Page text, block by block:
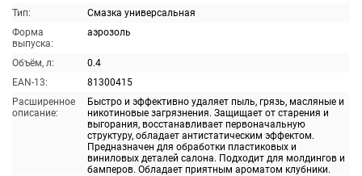
Тип:
Смазка универсальная
Форма
выпуска:
аэрозоль
Объём, л:
0.4
EAN-13:
81300415
Расширенное
описание:
Быстро и эффективно удаляет пыль, грязь, масляные и
никотиновые загрязнения. Защищает от старения и
выгорания, восстанавливает первоначальную
структуру, обладает антистатическим эффектом.
Предназначен для обработки пластиковых и
виниловых деталей салона. Подходит для молдингов и
бамперов. Обладает приятным ароматом клубники.